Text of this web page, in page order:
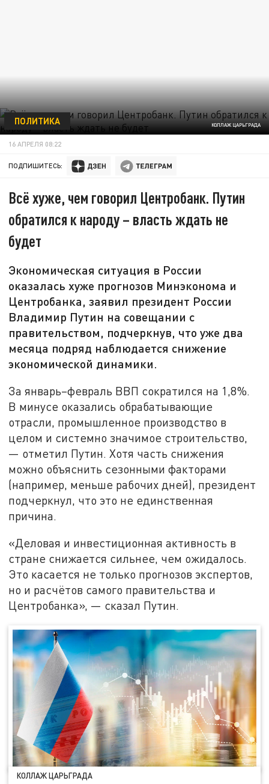
КОЛЛАЖ ЦАРЬГРАДА
ПОЛИТИКА
16 АПРЕЛЯ 08:22
ПОДПИШИТЕСЬ:
Всё хуже, чем говорил Центробанк. Путин
обратился к народу – власть ждать не
будет
Экономическая ситуация в России
оказалась хуже прогнозов Минэконома и
Центробанка, заявил президент России
Владимир Путин на совещании с
правительством, подчеркнув, что уже два
месяца подряд наблюдается снижение
экономической динамики.
За январь–февраль ВВП сократился на 1,8%.
В минусе оказались обрабатывающие
отрасли, промышленное производство в
целом и системно значимое строительство,
— отметил Путин. Хотя часть снижения
можно объяснить сезонными факторами
(например, меньше рабочих дней), президент
подчеркнул, что это не единственная
причина.
«Деловая и инвестиционная активность в
стране снижается сильнее, чем ожидалось.
Это касается не только прогнозов экспертов,
но и расчётов самого правительства и
Центробанка», — сказал Путин.
КОЛЛАЖ ЦАРЬГРАДА